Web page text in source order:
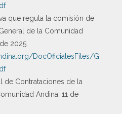
que regula la comisión de
de la Comunidad
2025.
DocOficialesFiles/G
de Contrataciones de la
Andina. 11 de